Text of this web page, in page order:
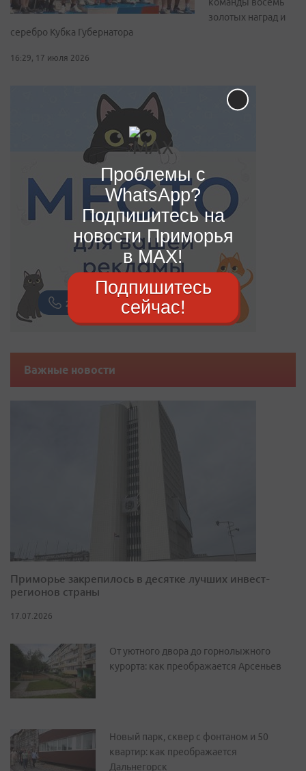
команды восемь
золотых наград и
серебро Кубка Губернатора
16:29, 17 июля 2026
Важные новости
Приморье закрепилось в десятке лучших инвест-
регионов страны
17.07.2026
От уютного двора до горнолыжного
курорта: как преображается Арсеньев
Новый парк, сквер с фонтаном и 50
квартир: как преображается
Дальнегорск
Проблемы с
WhatsApp?
Подпишитесь на
новости Приморья
в MAX!
Подпишитесь
сейчас!